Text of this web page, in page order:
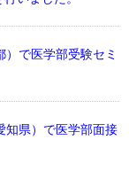
で医学部受験セミ
知県）で医学部面接